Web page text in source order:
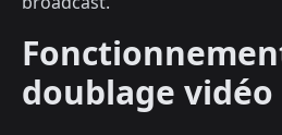
doublage vidéo